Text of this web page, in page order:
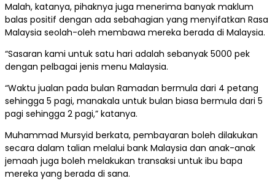
Malah, katanya, pihaknya juga menerima banyak maklum
balas positif dengan ada sebahagian yang menyifatkan Rasa
Malaysia seolah-oleh membawa mereka berada di Malaysia.
“Sasaran kami untuk satu hari adalah sebanyak 5000 pek
dengan pelbagai jenis menu Malaysia.
“Waktu jualan pada bulan Ramadan bermula dari 4 petang
sehingga 5 pagi, manakala untuk bulan biasa bermula dari 5
pagi sehingga 2 pagi,” katanya.
Muhammad Mursyid berkata, pembayaran boleh dilakukan
secara dalam talian melalui bank Malaysia dan anak-anak
jemaah juga boleh melakukan transaksi untuk ibu bapa
mereka yang berada di sana.